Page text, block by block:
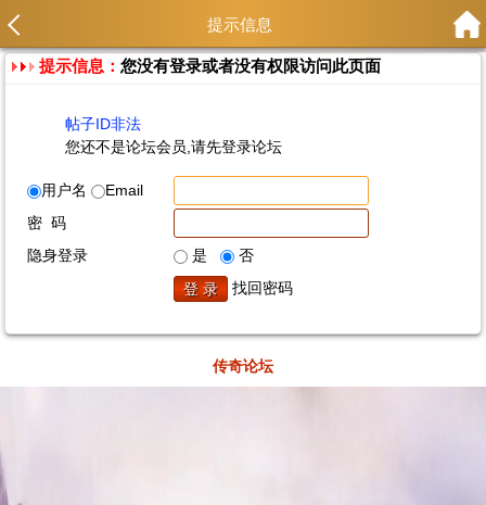
提示信息
提示信息：您没有登录或者没有权限访问此页面
帖子ID非法
您还不是论坛会员,请先登录论坛
用户名
Email
密 码
隐身登录
是
否
找回密码
传奇论坛